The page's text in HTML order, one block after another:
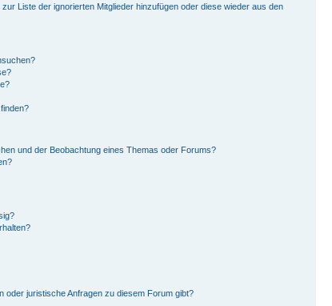
Liste der ignorierten Mitglieder hinzufügen oder diese wieder aus den
und der Beobachtung eines Themas oder Forums?
oder juristische Anfragen zu diesem Forum gibt?